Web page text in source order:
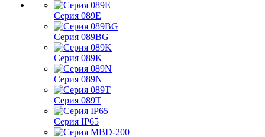
Серия 089E
Серия 089BG
Серия 089K
Серия 089N
Серия 089T
Серия IP65